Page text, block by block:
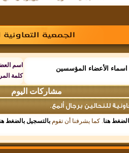
الأعضاء المؤسسين اسم العضو
كلمة المرور
مشاركات اليوم
للنحالين برجال ألمع.
هنا. كما يشرفنا أن تقومبالتسجيل بالضغط هنا